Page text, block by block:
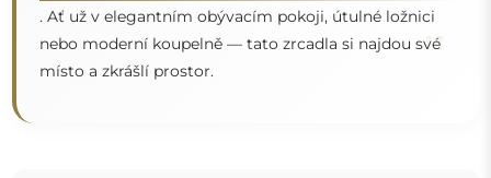
. Ať už v elegantním obývacím pokoji, útulné ložnici
nebo moderní koupelně — tato zrcadla si najdou své
místo a zkrášlí prostor.
"